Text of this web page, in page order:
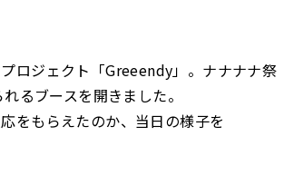
ロジェクト「Greeendy」。ナナナナ祭
るブースを開きました。
をもらえたのか、当日の様子を